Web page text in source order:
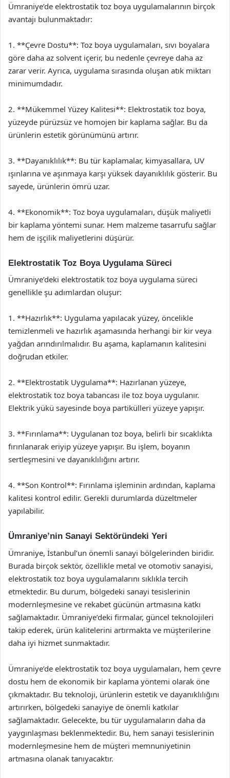
Ümraniye’de elektrostatik toz boya uygulamalarının birçok
avantajı bulunmaktadır:
1. **Çevre Dostu**: Toz boya uygulamaları, sıvı boyalara
göre daha az solvent içerir, bu nedenle çevreye daha az
zarar verir. Ayrıca, uygulama sırasında oluşan atık miktarı
minimumdadır.
2. **Mükemmel Yüzey Kalitesi**: Elektrostatik toz boya,
yüzeyde pürüzsüz ve homojen bir kaplama sağlar. Bu da
ürünlerin estetik görünümünü artırır.
3. **Dayanıklılık**: Bu tür kaplamalar, kimyasallara, UV
ışınlarına ve aşınmaya karşı yüksek dayanıklılık gösterir. Bu
sayede, ürünlerin ömrü uzar.
4. **Ekonomik**: Toz boya uygulamaları, düşük maliyetli
bir kaplama yöntemi sunar. Hem malzeme tasarrufu sağlar
hem de işçilik maliyetlerini düşürür.
Elektrostatik Toz Boya Uygulama Süreci
Ümraniye’deki elektrostatik toz boya uygulama süreci
genellikle şu adımlardan oluşur:
1. **Hazırlık**: Uygulama yapılacak yüzey, öncelikle
temizlenmeli ve hazırlık aşamasında herhangi bir kir veya
yağdan arındırılmalıdır. Bu aşama, kaplamanın kalitesini
doğrudan etkiler.
2. **Elektrostatik Uygulama**: Hazırlanan yüzeye,
elektrostatik toz boya tabancası ile toz boya uygulanır.
Elektrik yükü sayesinde boya partikülleri yüzeye yapışır.
3. **Fırınlama**: Uygulanan toz boya, belirli bir sıcaklıkta
fırınlanarak eriyip yüzeye yapışır. Bu işlem, boyanın
sertleşmesini ve dayanıklılığını artırır.
4. **Son Kontrol**: Fırınlama işleminin ardından, kaplama
kalitesi kontrol edilir. Gerekli durumlarda düzeltmeler
yapılabilir.
Ümraniye’nin Sanayi Sektöründeki Yeri
Ümraniye, İstanbul’un önemli sanayi bölgelerinden biridir.
Burada birçok sektör, özellikle metal ve otomotiv sanayisi,
elektrostatik toz boya uygulamalarını sıklıkla tercih
etmektedir. Bu durum, bölgedeki sanayi tesislerinin
modernleşmesine ve rekabet gücünün artmasına katkı
sağlamaktadır. Ümraniye’deki firmalar, güncel teknolojileri
takip ederek, ürün kalitelerini artırmakta ve müşterilerine
daha iyi hizmet sunmaktadır.
Ümraniye’de elektrostatik toz boya uygulamaları, hem çevre
dostu hem de ekonomik bir kaplama yöntemi olarak öne
çıkmaktadır. Bu teknoloji, ürünlerin estetik ve dayanıklılığını
artırırken, bölgedeki sanayiye de önemli katkılar
sağlamaktadır. Gelecekte, bu tür uygulamaların daha da
yaygınlaşması beklenmektedir. Bu, hem sanayi tesislerinin
modernleşmesine hem de müşteri memnuniyetinin
artmasına olanak tanıyacaktır.